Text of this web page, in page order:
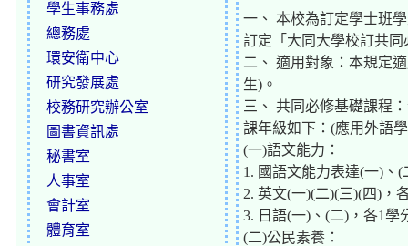
學生事務處
總務處
環安衛中心
研究發展處
校務研究辦公室
圖書資訊處
秘書室
人事室
會計室
體育室
一、 本校為訂定學士班
訂定「大同大學校訂共
二、 適用對象：本規定
生)。
三、 共同必修基礎課程
課年級如下：(應用外語
(一)語文能力：
1. 國語文能力表達(一)、
2. 英文(一)(二)(三)(四)，
3. 日語(一)、(二)，各1學
(二)公民素養：